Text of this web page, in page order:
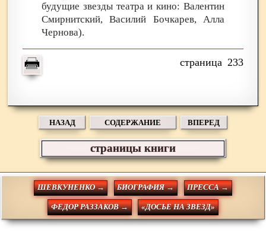
будущие звезды театра и кино: Валентин
Смирнитский, Василий Бочкарев, Алла
Чернова).
233
НАЗАД СОДЕРЖАНИЕ ВПЕРЕД
страницы книги
ШЕВКУНЕНКО → БИОГРАФИЯ → ПРЕССА →
ФЕДОР РАЗЗАКОВ → «ДОСЬЕ НА ЗВЕЗД»